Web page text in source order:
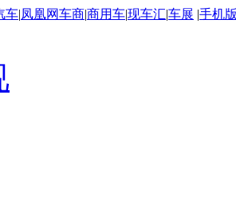
车|凤凰网车商|商用车|现车汇|车展 |手机